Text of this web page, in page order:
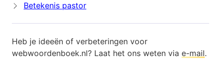
Betekenis pastor
Heb je ideeën of verbeteringen voor
webwoordenboek.nl? Laat het ons weten via e-mail.